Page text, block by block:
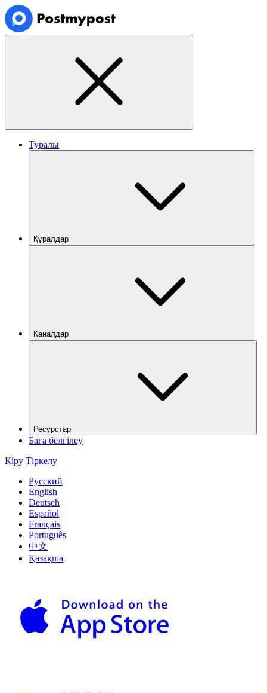
Туралы
Құралдар
Каналдар
Ресурстар
Баға белгілеу
Кіру Тіркелу
Русский
English
Deutsch
Español
Français
Português
中文
Қазақша